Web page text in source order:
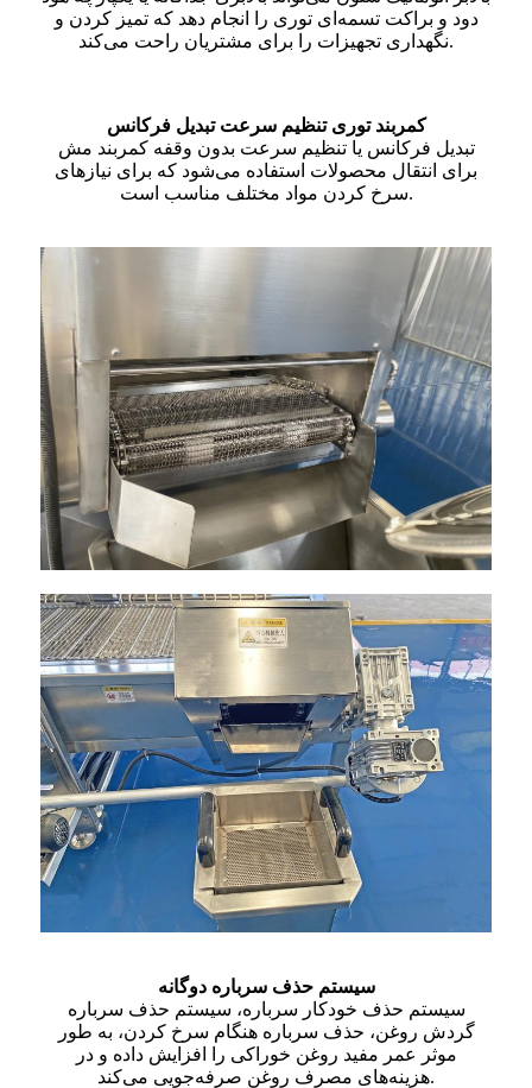
دود و براکت تسمه‌ای توری را انجام دهد که تمیز کردن و
نگهداری تجهیزات را برای مشتریان راحت می‌کند.
کمربند توری تنظیم سرعت تبدیل فرکانس
تبدیل فرکانس یا تنظیم سرعت بدون وقفه کمربند مش
برای انتقال محصولات استفاده می‌شود که برای نیازهای
سرخ کردن مواد مختلف مناسب است.
سیستم حذف سرباره دوگانه
سیستم حذف خودکار سرباره، سیستم حذف سرباره
گردش روغن، حذف سرباره هنگام سرخ کردن، به طور
موثر عمر مفید روغن خوراکی را افزایش داده و در
هزینه‌های مصرف روغن صرفه‌جویی می‌کند.